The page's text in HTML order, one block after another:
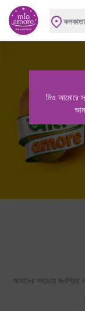
মিও আমোরে
কলকাতা
আমাদের সবচেয়ে জনপ্রিয়